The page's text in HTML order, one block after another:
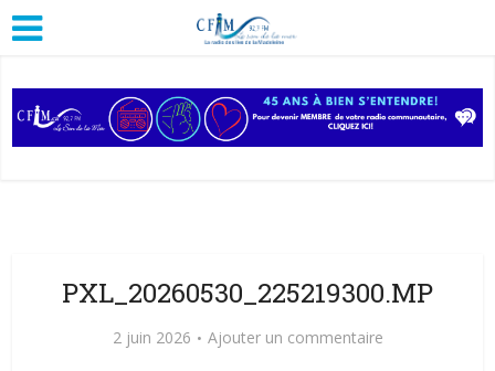
PXL_20260530_225219300.MP
2 juin 2026 Ajouter un commentaire